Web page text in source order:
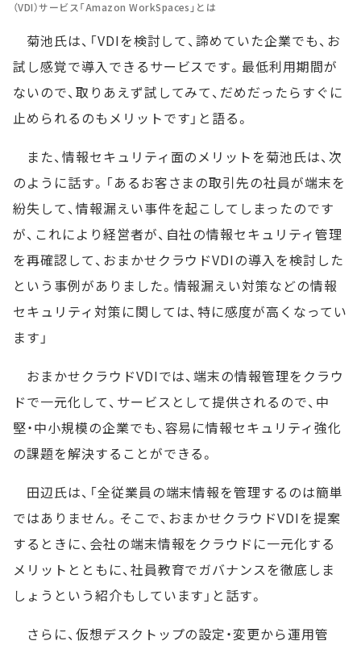
（VDI）サービス「Amazon WorkSpaces」とは
菊池氏は、「VDIを検討して、諦めていた企業でも、お
試し感覚で導入できるサービスです。最低利用期間が
ないので、取りあえず試してみて、だめだったらすぐに
止められるのもメリットです」と語る。
また、情報セキュリティ面のメリットを菊池氏は、次
のように話す。「あるお客さまの取引先の社員が端末を
紛失して、情報漏えい事件を起こしてしまったのです
が、これにより経営者が、自社の情報セキュリティ管理
を再確認して、おまかせクラウドVDIの導入を検討した
という事例がありました。情報漏えい対策などの情報
セキュリティ対策に関しては、特に感度が高くなってい
ます」
おまかせクラウドVDIでは、端末の情報管理をクラウ
ドで一元化して、サービスとして提供されるので、中
堅・中小規模の企業でも、容易に情報セキュリティ強化
の課題を解決することができる。
田辺氏は、「全従業員の端末情報を管理するのは簡単
ではありません。そこで、おまかせクラウドVDIを提案
するときに、会社の端末情報をクラウドに一元化する
メリットとともに、社員教育でガバナンスを徹底しま
しょうという紹介もしています」と話す。
さらに、仮想デスクトップの設定・変更から運用管